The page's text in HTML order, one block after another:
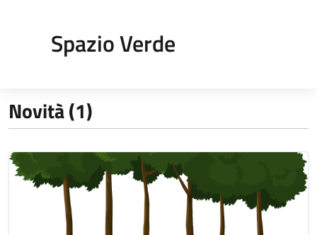
Spazio Verde
Novità (1)